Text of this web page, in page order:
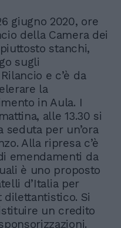
giugno 2020, ore
della Camera dei
stanchi,
sugli
e c’è da
la
in Aula. I
alle 13.30 si
per un’ora
Alla ripresa c’è
emendamenti da
è uno proposto
d’Italia per
dilettantistico. Si
un credito